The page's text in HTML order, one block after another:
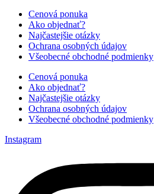
Cenová ponuka
Ako objednať?
Najčastejšie otázky
Ochrana osobných údajov
Všeobecné obchodné podmienky
Cenová ponuka
Ako objednať?
Najčastejšie otázky
Ochrana osobných údajov
Všeobecné obchodné podmienky
Instagram